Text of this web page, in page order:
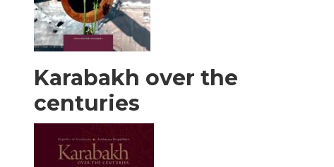
Karabakh over the
centuries